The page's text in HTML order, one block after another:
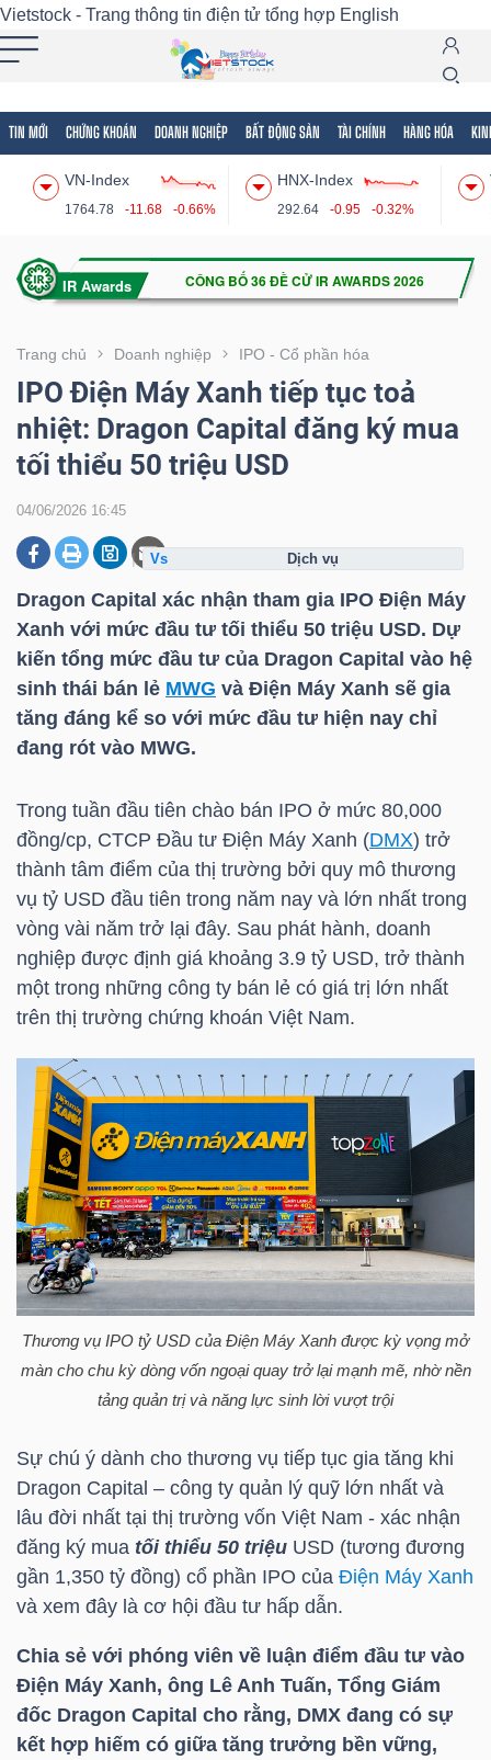
Vietstock - Trang thông tin điện tử tổng hợp English
TIN MỚI CHỨNG KHOÁN DOANH NGHIỆP BẤT ĐỘNG SẢN TÀI CHÍNH HÀNG HÓA
VN-Index
1764.78 -11.68 -0.66%
HNX-Index
292.64 -0.95 -0.32%
Trang chủ Doanh nghiệp IPO - Cổ phần hóa
IPO Điện Máy Xanh tiếp tục toả
nhiệt: Dragon Capital đăng ký mua
tối thiểu 50 triệu USD
04/06/2026 16:45
Dragon Capital xác nhận tham gia IPO Điện Máy
Xanh với mức đầu tư tối thiểu 50 triệu USD. Dự
kiến tổng mức đầu tư của Dragon Capital vào hệ
sinh thái bán lẻ MWG và Điện Máy Xanh sẽ gia
tăng đáng kể so với mức đầu tư hiện nay chỉ
đang rót vào MWG.
Trong tuần đầu tiên chào bán IPO ở mức 80,000
đồng/cp, CTCP Đầu tư Điện Máy Xanh (DMX) trở
thành tâm điểm của thị trường bởi quy mô thương
vụ tỷ USD đầu tiên trong năm nay và lớn nhất trong
vòng vài năm trở lại đây. Sau phát hành, doanh
nghiệp được định giá khoảng 3.9 tỷ USD, trở thành
một trong những công ty bán lẻ có giá trị lớn nhất
trên thị trường chứng khoán Việt Nam.
Thương vụ IPO tỷ USD của Điện Máy Xanh được kỳ vọng mở
màn cho chu kỳ dòng vốn ngoại quay trở lại mạnh mẽ, nhờ nền
tảng quản trị và năng lực sinh lời vượt trội
Sự chú ý dành cho thương vụ tiếp tục gia tăng khi
Dragon Capital – công ty quản lý quỹ lớn nhất và
lâu đời nhất tại thị trường vốn Việt Nam - xác nhận
đăng ký mua tối thiểu 50 triệu USD (tương đương
gần 1,350 tỷ đồng) cổ phần IPO của Điện Máy Xanh
và xem đây là cơ hội đầu tư hấp dẫn.
Chia sẻ với phóng viên về luận điểm đầu tư vào
Điện Máy Xanh, ông Lê Anh Tuấn, Tổng Giám
đốc Dragon Capital cho rằng, DMX đang có sự
kết hợp hiếm có giữa tăng trưởng bền vững,
dịch vụ
Tất cả Tính năng Ngành Mã chứng khoán
Tính
(-)
VIETSTOCK
CHỨNG
KHOÁN
DOANH
NGHIỆP
BẤT
ĐỘNG
SẢN
TÀI
CHÍNH
HÀNG
HÓA
KINH
TẾ
THẾ
GIỚI
TÀI
CHÍNH
CÁ
NHÂN
PHÂN
TÍCH